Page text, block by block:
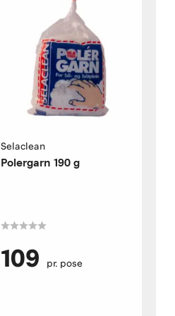
Selaclean
Polergarn 190 g
109 pr. pose